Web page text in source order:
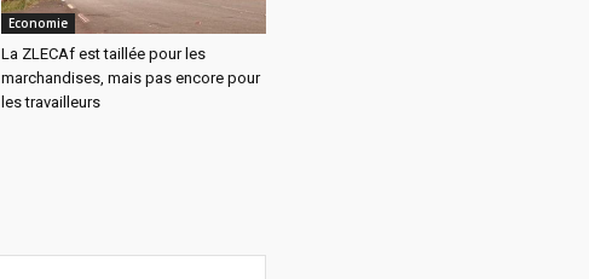
Economie
La ZLECAf est taillée pour les
marchandises, mais pas encore pour
les travailleurs